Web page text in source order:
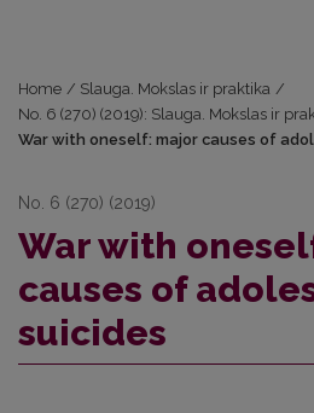
Home / Slauga. Mokslas ir praktika /
No. 6 (270) (2019): Slauga. Mokslas ir
War with oneself: major causes of
No. 6 (270) (2019)
War with
causes of
suicides